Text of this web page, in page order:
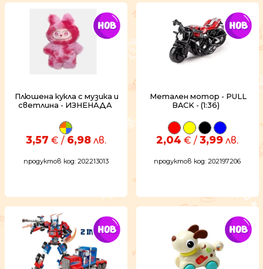
Плюшена кукла с музика и
светлина - ИЗНЕНАДА
3,57 € / 6,98лв.
продуктов код: 202213013
Метален мотор - PULL
BACK - (1:36)
2,04 € / 3,99 лв.
продуктов код: 202197206